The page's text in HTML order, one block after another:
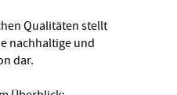
Qualitäten stellt
nachhaltige und
dar.